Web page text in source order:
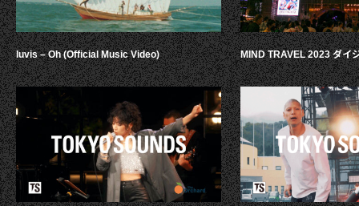
luvis – Oh (Official Music Video) MIND TRAVEL 2023 ダイ